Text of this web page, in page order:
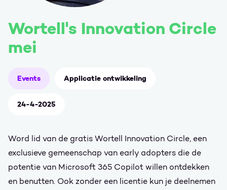
Wortell's Innovation Circle
mei
Events Applicatie ontwikkeling
24-4-2025
Word lid van de gratis Wortell Innovation Circle, een
exclusieve gemeenschap van early adopters die de
potentie van Microsoft 365 Copilot willen ontdekken
en benutten. Ook zonder een licentie kun je deelnemen